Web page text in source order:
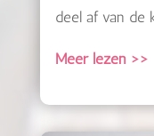
deel af van de
Meer lezen >>